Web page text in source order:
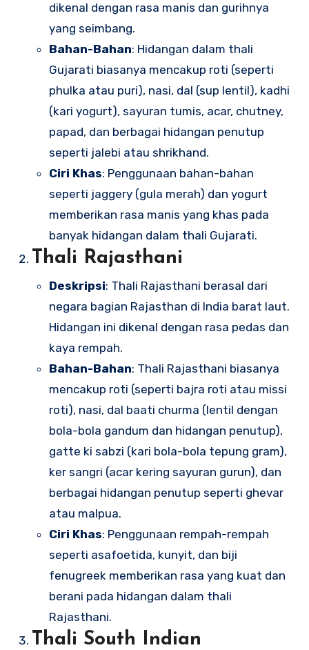
dikenal dengan rasa manis dan gurihnya
yang seimbang.
Bahan-Bahan: Hidangan dalam thali
Gujarati biasanya mencakup roti (seperti
phulka atau puri), nasi, dal (sup lentil), kadhi
(kari yogurt), sayuran tumis, acar, chutney,
papad, dan berbagai hidangan penutup
seperti jalebi atau shrikhand.
Ciri Khas: Penggunaan bahan-bahan
seperti jaggery (gula merah) dan yogurt
memberikan rasa manis yang khas pada
banyak hidangan dalam thali Gujarati.
Thali Rajasthani
Deskripsi: Thali Rajasthani berasal dari
negara bagian Rajasthan di India barat laut.
Hidangan ini dikenal dengan rasa pedas dan
kaya rempah.
Bahan-Bahan: Thali Rajasthani biasanya
mencakup roti (seperti bajra roti atau missi
roti), nasi, dal baati churma (lentil dengan
bola-bola gandum dan hidangan penutup),
gatte ki sabzi (kari bola-bola tepung gram),
ker sangri (acar kering sayuran gurun), dan
berbagai hidangan penutup seperti ghevar
atau malpua.
Ciri Khas: Penggunaan rempah-rempah
seperti asafoetida, kunyit, dan biji
fenugreek memberikan rasa yang kuat dan
berani pada hidangan dalam thali
Rajasthani.
Thali South Indian